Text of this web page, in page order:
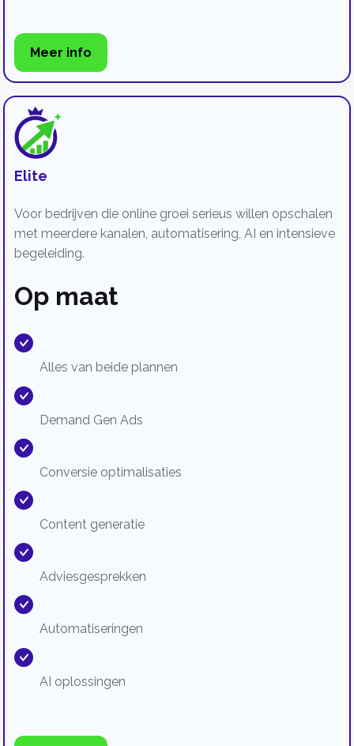
Meer info
Elite
Voor bedrijven die online groei serieus willen opschalen
met meerdere kanalen, automatisering, AI en intensieve
begeleiding.
Op maat
Alles van beide plannen
Demand Gen Ads
Conversie optimalisaties
Content generatie
Adviesgesprekken
Automatiseringen
AI oplossingen